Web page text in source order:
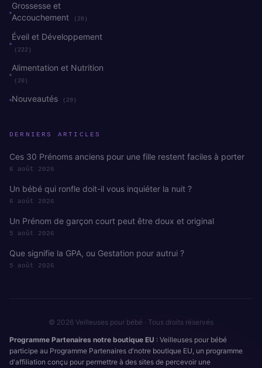
Grossesse et
Accouchement
(20)
Éveil et Développement
(222)
Alimentation et Nutrition
(20)
Nouveautés (29)
DERNIERS ARTICLES
Ces 30 Prénoms anciens pour une fille restent faciles à porter
6 août 2026
Un bébé qui ronfle doit-il vous inquiéter la nuit ?
6 août 2026
Un Prénom de garçon court peut être doux et original
5 août 2026
Que signifie la GPA, ou Gestation pour autrui ?
5 août 2026
© 2026 Veilleuses pour bébé · Tous droits réservés
Programme Partenaires notre boutique EU : Veilleuses pour bébé
participe au Programme Partenaires d'notre boutique EU, un programme
d'affiliation conçu pour permettre à des sites de percevoir une